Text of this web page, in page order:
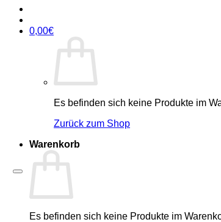
0,00€
Es befinden sich keine Produkte im
Zurück zum Shop
Warenkorb
Es befinden sich keine Produkte im